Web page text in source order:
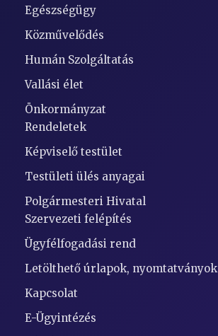
Egészségügy
Közművelődés
Humán Szolgáltatás
Vallási élet
Önkormányzat
Rendeletek
Képviselő testület
Testületi ülés anyagai
Polgármesteri Hivatal
Szervezeti felépítés
Ügyfélfogadási rend
Letölthető úrlapok, nyomtatványok
Kapcsolat
E-Ügyintézés